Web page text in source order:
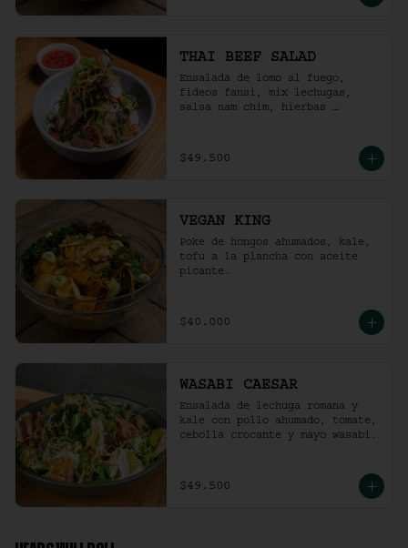
THAI BEEF SALAD
Ensalada de lomo al fuego,
fideos fansi, mix lechugas,
salsa nam chim, hierbas
tostado.
$49.500
VEGAN KING
Poke de hongos ahumados, kale,
tofu a la plancha con aceite
picante.
$40.000
WASABI CAESAR
Ensalada de lechuga romana y
kale con pollo ahumado, tomate,
cebolla crocante y mayo wasabi.
$49.500